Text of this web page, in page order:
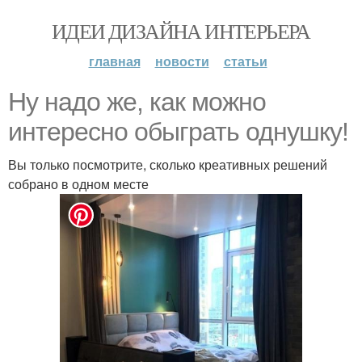
ИДЕИ ДИЗАЙНА ИНТЕРЬЕРА
главная новости статьи
Ну надо же, как можно
интересно обыграть однушку!
Вы только посмотрите, сколько креативных решений
собрано в одном месте